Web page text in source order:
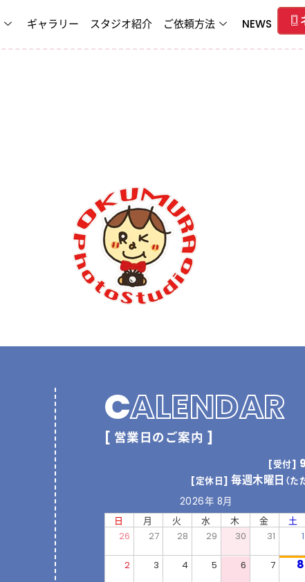
ギャラリー スタジオ紹介 ご依頼方法 NEWS
CALENDAR
[ 営業日のご案内 ]
[受付]
[定休日]毎週木曜日 （
2026年 8月
日 月 火 水 木 金
土
26
27 28 29 30 31 1
2 3 4 5 6 7 8